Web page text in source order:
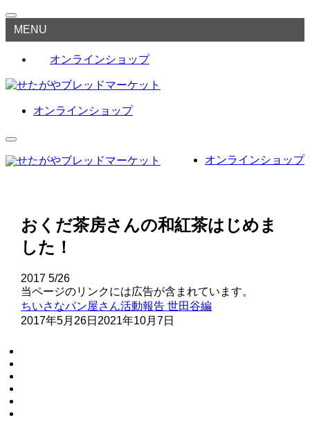
MENU
オンラインショップ
オンラインショップ
オンラインショップ
おくだ茶房さんの和紅茶はじめま
した！
2017 5/26
当ページのリンクには広告が含まれています。
ちいさなパン屋さん活動報告世田谷編
2017年5月26日 2021年10月7日